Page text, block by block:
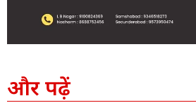
और पढ़ें